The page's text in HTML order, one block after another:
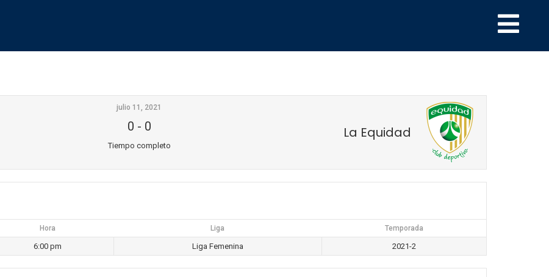
La Equidad
julio 11, 2021
0 - 0
Tiempo completo
Hora Liga Temporada
6:00 pm Liga Femenina 2021-2